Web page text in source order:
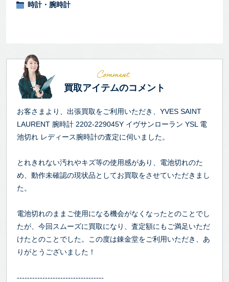
時計・腕時計
買取アイテムのコメント
お客さまより、出張買取をご利用いただき、YVES SAINT
LAURENT 腕時計 2202-229045Y イヴサンローラン YSL 電
池切れ レディース腕時計の査定に伺いました。
とれきれない汚れやキズ等の使用感があり、電池切れのた
め、動作未確認の現状品としてお買取をさせていただきまし
た。
電池切れのままご使用になる機会がなくなったとのことでし
たが、今回スムーズに買取になり、査定額にもご満足いただ
けたとのことでした。この度は錬金堂をご利用いただき、あ
りがとうございました！
----------------------------------